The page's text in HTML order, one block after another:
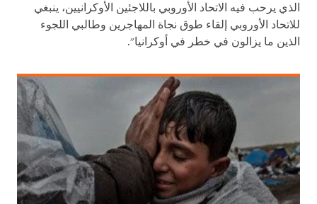
الذي يرحب فيه الاتحاد الأوروبي باللاجئين الأوكرانيين، ينبغي
للاتحاد الأوروبي إلقاء طوق نجاة المهاجرين وطالبي اللجوء
الذين ما يزالون في خطر في أوكرانيا".